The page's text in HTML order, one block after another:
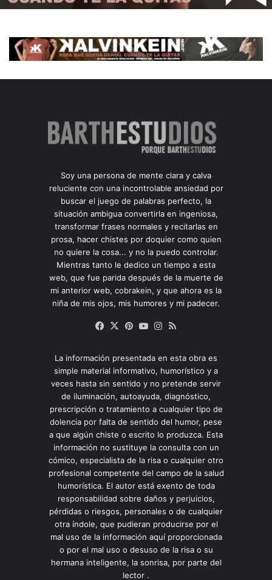
Soy una persona de mente clara y calva
reluciente con una incontrolable ansiedad por
buscar el juego de palabras perfecto, la
situación ambigua convertirla en ingeniosa,
transformar frases normales y recitarlas en
prosa, hacer chistes por doquier como quien
no quiere la cosa... y no la puedo controlar.
Mientras tanto le dedico un tiempo a esta
web, que fue parida después de la muerte de
mi anterior web, cobrakein, y que ahora es la
niña de mis ojos, mis humores y mi padecer.
Facebook
X Pinterest
YouTubeInstagram
La información presentada en esta obra es
simple material informativo, humorístico y a
veces hasta sin sentido y no pretende servir
de iluminación, autoayuda, diagnóstico,
prescripción o tratamiento a cualquier tipo de
dolencia por falta de sentido del humor, pese
a que algún chiste o escrito lo produzca. Esta
información no sustituye la consulta con un
cómico, especialista de la risa o cualquier otro
profesional competente del campo de la salud
humorística. El autor está exento de toda
responsabilidad sobre daños y perjuicios,
pérdidas o riesgos, personales o de cualquier
otra índole, que pudieran producirse por el
mal uso de la información aquí proporcionada
o por el mal uso o desuso de la risa o su
hermana inteligente, la sonrisa, por parte del
lector .